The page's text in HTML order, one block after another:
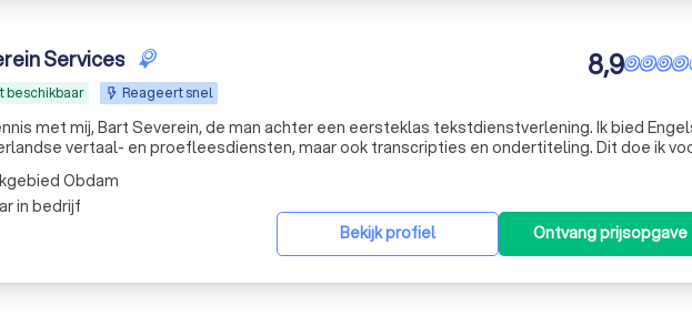
Services
beschikbaar Reageert snel
8,9
met mij, Bart Severein, de man achter een eersteklas tekstdienstverlening. Ik bied
vertaal- en proefleesdiensten, maar ook transcripties en ondertiteling. Dit doe ik
ik lever bijvoorbeeld zowel vertalingen uit het Engels naar het Nederlands, als a
Bekijk profiel Ontvang prijsopgave
Obdam
in bedrijf